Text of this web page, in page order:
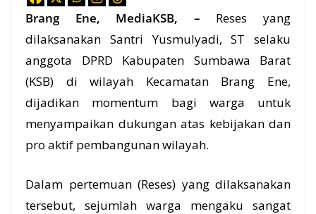
Brang Ene, MediaKSB, – Reses yang
dilaksanakan Santri Yusmulyadi, ST selaku
anggota DPRD Kabupaten Sumbawa Barat
(KSB) di wilayah Kecamatan Brang Ene,
dijadikan momentum bagi warga untuk
menyampaikan dukungan atas kebijakan dan
pro aktif pembangunan wilayah.
Dalam pertemuan (Reses) yang dilaksanakan
tersebut, sejumlah warga mengaku sangat